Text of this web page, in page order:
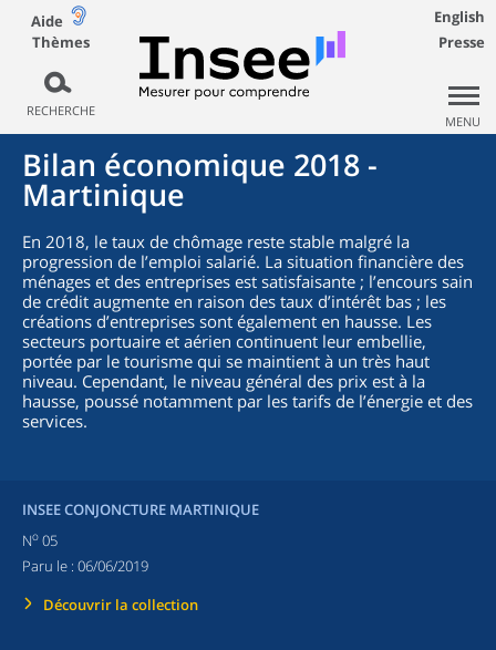
Aide
Thèmes
RECHERCHE
English
Presse
MENU
Bilan économique 2018 -
Martinique
En 2018, le taux de chômage reste stable malgré la
progression de l’emploi salarié. La situation financière des
ménages et des entreprises est satisfaisante ; l’encours sain
de crédit augmente en raison des taux d’intérêt bas ; les
créations d’entreprises sont également en hausse. Les
secteurs portuaire et aérien continuent leur embellie,
portée par le tourisme qui se maintient à un très haut
niveau. Cependant, le niveau général des prix est à la
hausse, poussé notamment par les tarifs de l’énergie et des
services.
INSEE CONJONCTURE MARTINIQUE
No 05
Paru le : 06/06/2019
Découvrir la collection